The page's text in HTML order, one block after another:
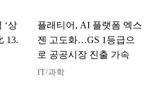
‘상
13.
플래티어, AI 플랫폼 엑스
젠 고도화…GS 1등급으
로 공공시장 진출 가속
IT/과학